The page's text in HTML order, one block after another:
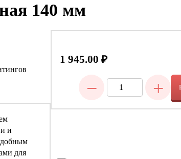
140 мм
и
для
1 945.00₽
− +